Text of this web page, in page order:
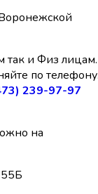
так и Физ
по
239-97-97
на